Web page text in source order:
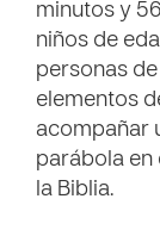
minutos y
niños de
personas
elementos
acompañar
parábola en
la Biblia.